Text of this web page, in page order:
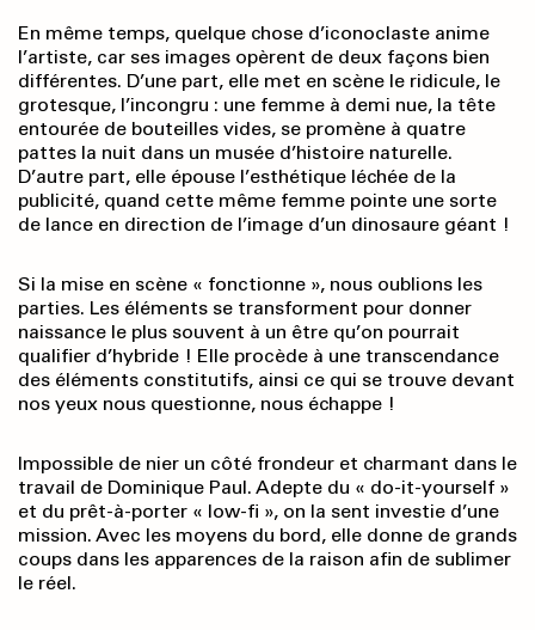
En même temps, quelque chose d’iconoclaste anime
l’artiste, car ses images opèrent de deux façons bien
différentes. D’une part, elle met en scène le ridicule, le
grotesque, l’incongru : une femme à demi nue, la tête
entourée de bouteilles vides, se promène à quatre
pattes la nuit dans un musée d’histoire naturelle.
D’autre part, elle épouse l’esthétique léchée de la
publicité, quand cette même femme pointe une sorte
de lance en direction de l’image d’un dinosaure géant !
Si la mise en scène « fonctionne », nous oublions les
parties. Les éléments se transforment pour donner
naissance le plus souvent à un être qu’on pourrait
qualifier d’hybride ! Elle procède à une transcendance
des éléments constitutifs, ainsi ce qui se trouve devant
nos yeux nous questionne, nous échappe !
Impossible de nier un côté frondeur et charmant dans le
travail de Dominique Paul. Adepte du « do-it-yourself »
et du prêt-à-porter « low-fi », on la sent investie d’une
mission. Avec les moyens du bord, elle donne de grands
coups dans les apparences de la raison afin de sublimer
le réel.